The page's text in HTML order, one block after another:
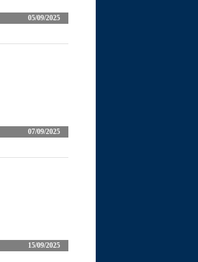
05/09/2025
07/09/2025
15/09/2025